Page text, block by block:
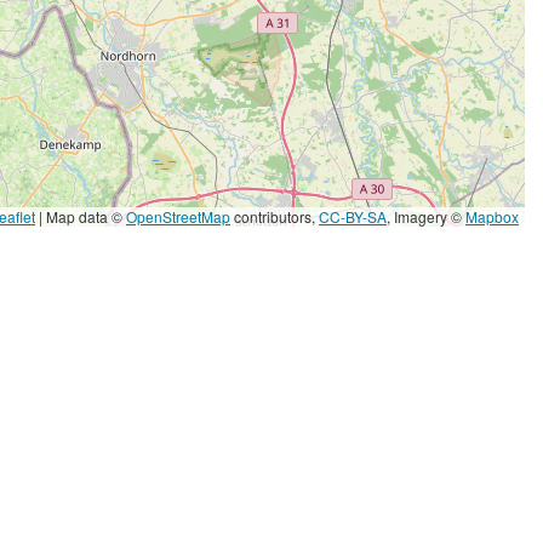
| Map data ©OpenStreetMapcontributors,CC-BY-SA, Imagery ©Mapbox